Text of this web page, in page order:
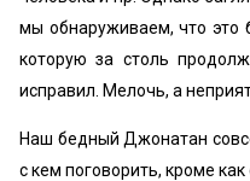
мы обнаруживаем, что это
которую за столь
исправил. Мелочь, а
Наш бедный Джонатан
с кем поговорить, кроме